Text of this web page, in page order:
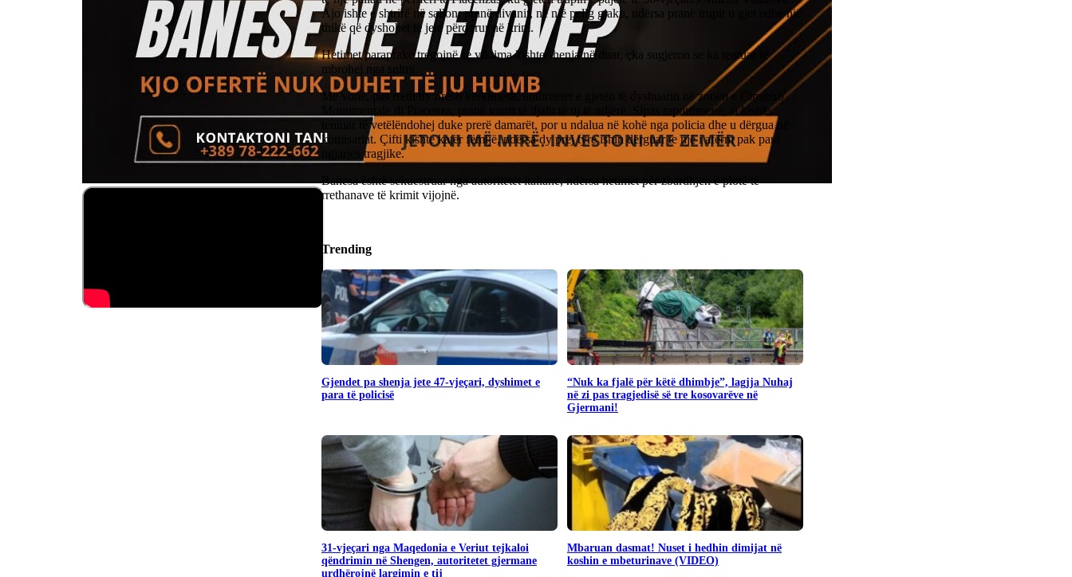
Ajo ishte e shtrirë në sallon, pranë divanit, në një pellg gjaku, ndërsa pranë trupit u gjet edhe një
thikë që dyshohet të jetë përdorur në krim.
Hetimet paraprake tregojnë se viktima kishte shenja në duar, çka sugjeron se ka tentuar të
mbrohej nga sulmi.
Më vonë, pas rreth dy orësh kërkimesh, autoritetet e gjetën të dyshuarin në zonën e Cimitero
Monumentale di Piacenza, pranë varrit të djalit të tij të ndjerë. Sipas raportimeve, ai kishte
tentuar të vetëlëndohej duke prerë damarët, por u ndalua në kohë nga policia dhe u dërgua në
komisariat. Çifti kishte katër fëmijë, ndërsa dy prej tyre ishin dërguar te një i afërm pak para
ngjarjes tragjike.
Banesa është sekuestruar nga autoritetet italiane, ndërsa hetimet për zbardhjen e plotë të
rrethanave të krimit vijojnë.
Trending
Gjendet pa shenja jete 47-vjeçari, dyshimet e
para të policisë
“Nuk ka fjalë për këtë dhimbje”, lagjja Nuhaj
në zi pas tragjedisë së tre kosovarëve në
Gjermani!
31-vjeçari nga Maqedonia e Veriut tejkaloi
qëndrimin në Shengen, autoritetet gjermane
urdhërojnë largimin e tij
Mbaruan dasmat! Nuset i hedhin dimijat në
koshin e mbeturinave (VIDEO)